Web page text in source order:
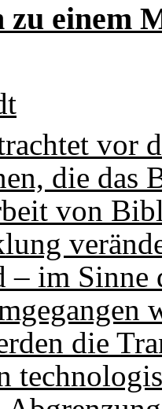
zu einem
vor
die das
von
– im
die